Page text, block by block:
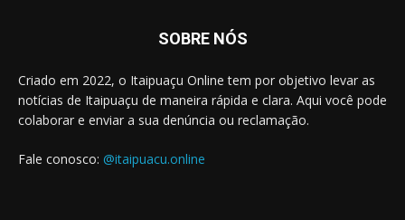
SOBRE NÓS
Criado em 2022, o Itaipuaçu Online tem por objetivo levar as
notícias de Itaipuaçu de maneira rápida e clara. Aqui você pode
colaborar e enviar a sua denúncia ou reclamação.
Fale conosco: @itaipuacu.online